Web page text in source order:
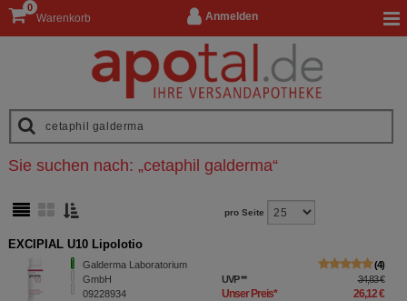
Anmelden
Warenkorb
0
Sie suchen nach: „cetaphil galderma“
pro Seite
EXCIPIAL U10 Lipolotio
Galderma Laboratorium
GmbH
09228934
4
UVP** 34,83 €
Unser Preis* 26,12 €